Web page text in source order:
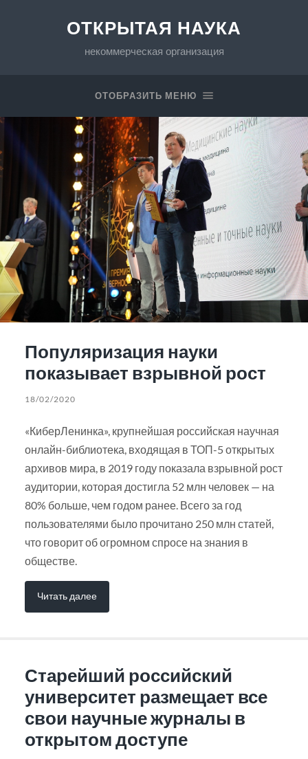
ОТКРЫТАЯ НАУКА
некоммерческая организация
ОТОБРАЗИТЬ МЕНЮ
Популяризация науки
показывает взрывной рост
18/02/2020
«КиберЛенинка», крупнейшая российская научная
онлайн-библиотека, входящая в ТОП-5 открытых
архивов мира, в 2019 году показала взрывной рост
аудитории, которая достигла 52 млн человек — на
80% больше, чем годом ранее. Всего за год
пользователями было прочитано 250 млн статей,
что говорит об огромном спросе на знания в
обществе.
Читать далее
Старейший российский
университет размещает все
свои научные журналы в
открытом доступе